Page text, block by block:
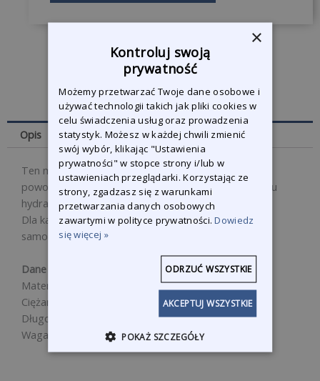
Opis
Ten młot o dużej mocy ma masę ślizgową 9 kg i z
powodzeniem umożliwia ciągnięcie bez użycia sprzętu
hydraulicznego.
Dla każdego warsztatu blacharskiego i serwisu
samochodowego.
Dane techniczne:
Materiał: stal
Ciężar przesuwu: 9 kg
Długość młota w komplecie z łapą ciągnącą mm 920
Waga: 12,40 kg
×
Kontroluj swoją
prywatność
Możemy przetwarzać Twoje dane osobowe i
używać technologii takich jak pliki cookies w
celu świadczenia usług oraz prowadzenia
statystyk. Możesz w każdej chwili zmienić
swój wybór, klikając "Ustawienia
prywatności" w stopce strony i/lub w
ustawieniach przeglądarki. Korzystając ze
strony, zgadzasz się z warunkami
przetwarzania danych osobowych
zawartymi w polityce prywatności.Dowiedz
się więcej »
AKCEPTUJ WSZYSTKIE
ODRZUĆ WSZYSTKIE
POKAŻ SZCZEGÓŁY